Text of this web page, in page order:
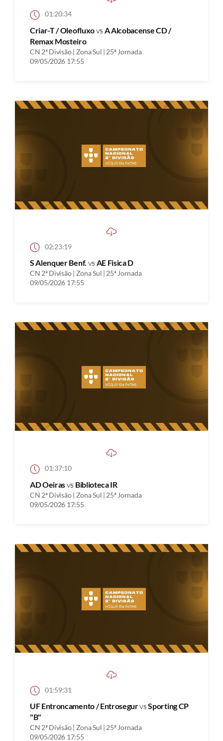
01:20:34
Criar-T / Oleofluxovs A Alcobacense CD /
Remax Mosteiro
CN 2ª Divisão | Zona Sul | 25ª Jornada
09/05/2026 17:55
02:23:19
S Alenquer Benf. vs AE Fisica D
CN 2ª Divisão | Zona Sul | 25ª Jornada
09/05/2026 17:55
01:37:10
AD Oeirasvs Biblioteca IR
CN 2ª Divisão | Zona Sul | 25ª Jornada
09/05/2026 17:55
01:59:31
UF Entroncamento / EntrosegurvsSporting CP
"B"
CN 2ª Divisão | Zona Sul | 25ª Jornada
09/05/2026 17:55